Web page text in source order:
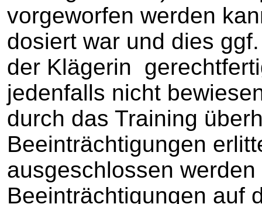
vorgeworfen werden
dosiert war und dies
der Klägerin
jedenfalls nicht
durch das Training
Beeinträchtigungen
ausgeschlossen
Beeinträchtigungen auf